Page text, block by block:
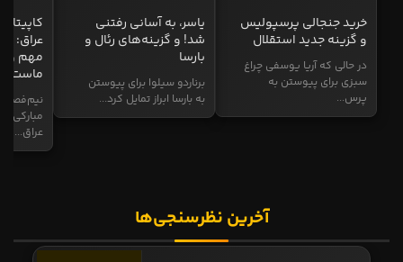
خرید جنجالی پرسپولیس
و گزینه جدید استقلال
در حالی که آریا یوسفی چراغ
سبزی برای پیوستن به
پرس...
یاسر، به آسانی رفتنی
شد! و گزینه‌های رئال و
بارسا
برناردو سیلوا برای پیوستن
به بارسا ابراز تمایل کرد...
عراق:
مهم و
ماست
نیم‌فصل
مبارکی
عراق...
آخرین نظرسنجی‌ها